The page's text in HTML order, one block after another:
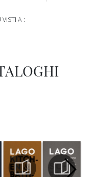
VISTI A :